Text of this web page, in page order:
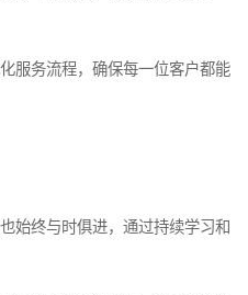
服务流程，确保每一位客户都能
始终与时俱进，通过持续学习和